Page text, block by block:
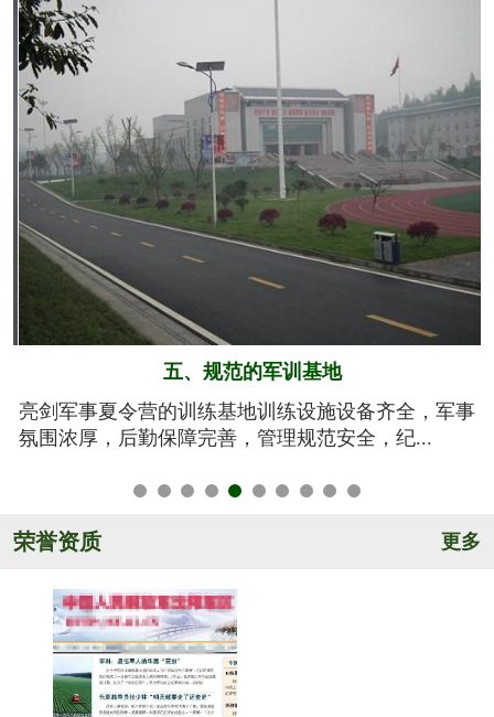
六、系统的安全保障
我们将安全视为生命，安全高于一切！从孩子训练期
间的衣、食、住、行全方位有效管控，由生活...
荣誉资质 更多